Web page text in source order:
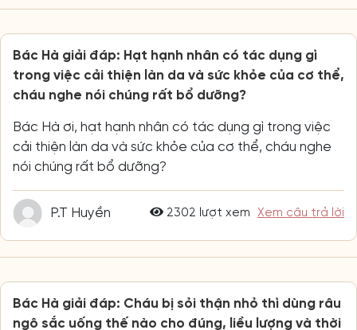
Bác Hà giải đáp: Hạt hạnh nhân có tác dụng gì
trong việc cải thiện làn da và sức khỏe của cơ thể,
cháu nghe nói chúng rất bổ dưỡng?
Bác Hà ơi, hạt hạnh nhân có tác dụng gì trong việc
cải thiện làn da và sức khỏe của cơ thể, cháu nghe
nói chúng rất bổ dưỡng?
P.T Huyền 2302 lượt xem Xem câu trả lời
Bác Hà giải đáp: Cháu bị sỏi thận nhỏ thì dùng râu
ngô sắc uống thế nào cho đúng, liều lượng và thời